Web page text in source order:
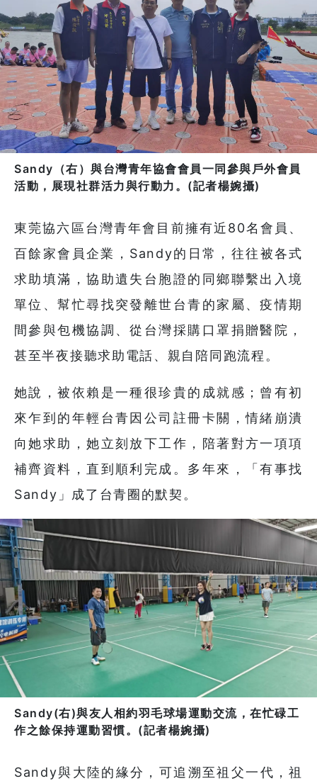
Sandy（右）與台灣青年協會會員一同參與戶外會員
活動，展現社群活力與行動力。(記者楊婉攝)
東莞協六區台灣青年會目前擁有近80名會員、
百餘家會員企業，Sandy的日常，往往被各式
求助填滿，協助遺失台胞證的同鄉聯繫出入境
單位、幫忙尋找突發離世台青的家屬、疫情期
間參與包機協調、從台灣採購口罩捐贈醫院，
甚至半夜接聽求助電話、親自陪同跑流程。
她說，被依賴是一種很珍貴的成就感；曾有初
來乍到的年輕台青因公司註冊卡關，情緒崩潰
向她求助，她立刻放下工作，陪著對方一項項
補齊資料，直到順利完成。多年來，「有事找
Sandy」成了台青圈的默契。
Sandy(右)與友人相約羽毛球場運動交流，在忙碌工
作之餘保持運動習慣。(記者楊婉攝)
Sandy與大陸的緣分，可追溯至祖父一代，祖